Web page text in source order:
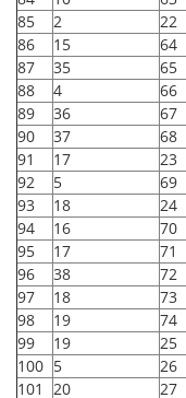
85
2 22
86
15 64
87
35 65
88
4 66
89
36 67
90
37 68
91
17 23
92
5 69
93
18 24
94
16 70
95
17 71
96
38 72
97
18 73
98
19 74
99
19 25
100 5 26
101
20 27